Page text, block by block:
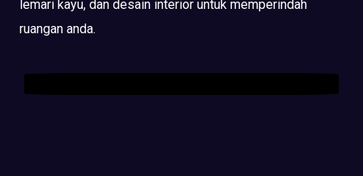
lemari kayu, dan desain interior untuk memperindah
ruangan anda.